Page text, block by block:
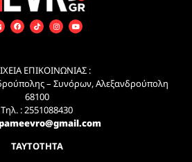
ΕΠΙΚΟΙΝΩΝΙΑΣ :
– Συνόρων, Αλεξανδρούπολη
68100
Τηλ. : 2551088430
ΤΑΥΤΟΤΗΤΑ